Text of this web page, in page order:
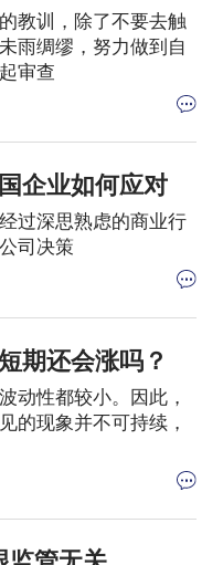
教训，除了不要去触
雨绸缪，努力做到自
审查
企业如何应对
过深思熟虑的商业行
司决策
期还会涨吗？
动性都较小。因此，
的现象并不可持续，